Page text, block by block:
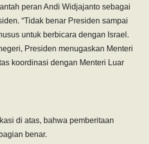
peran Andi Widjajanto sebagai
“Tidak benar Presiden sampai
untuk berbicara dengan Israel.
Presiden menugaskan Menteri
koordinasi dengan Menteri Luar
di atas, bahwa pemberitaan
benar.